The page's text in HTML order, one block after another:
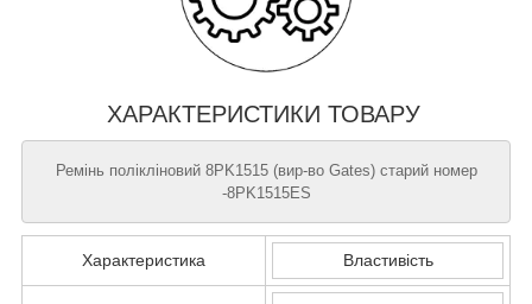
ХАРАКТЕРИСТИКИ ТОВАРУ
Ремінь полікліновий 8PK1515 (вир-во Gates) старий номер
-8PK1515ES
Характеристика Властивість